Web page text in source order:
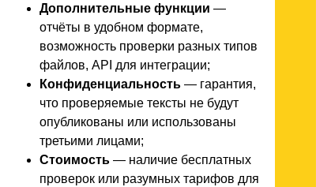
Дополнительные функции —
отчёты в удобном формате,
возможность проверки разных типов
файлов, API для интеграции;
Конфиденциальность — гарантия,
что проверяемые тексты не будут
опубликованы или использованы
третьими лицами;
Стоимость — наличие бесплатных
проверок или разумных тарифов для